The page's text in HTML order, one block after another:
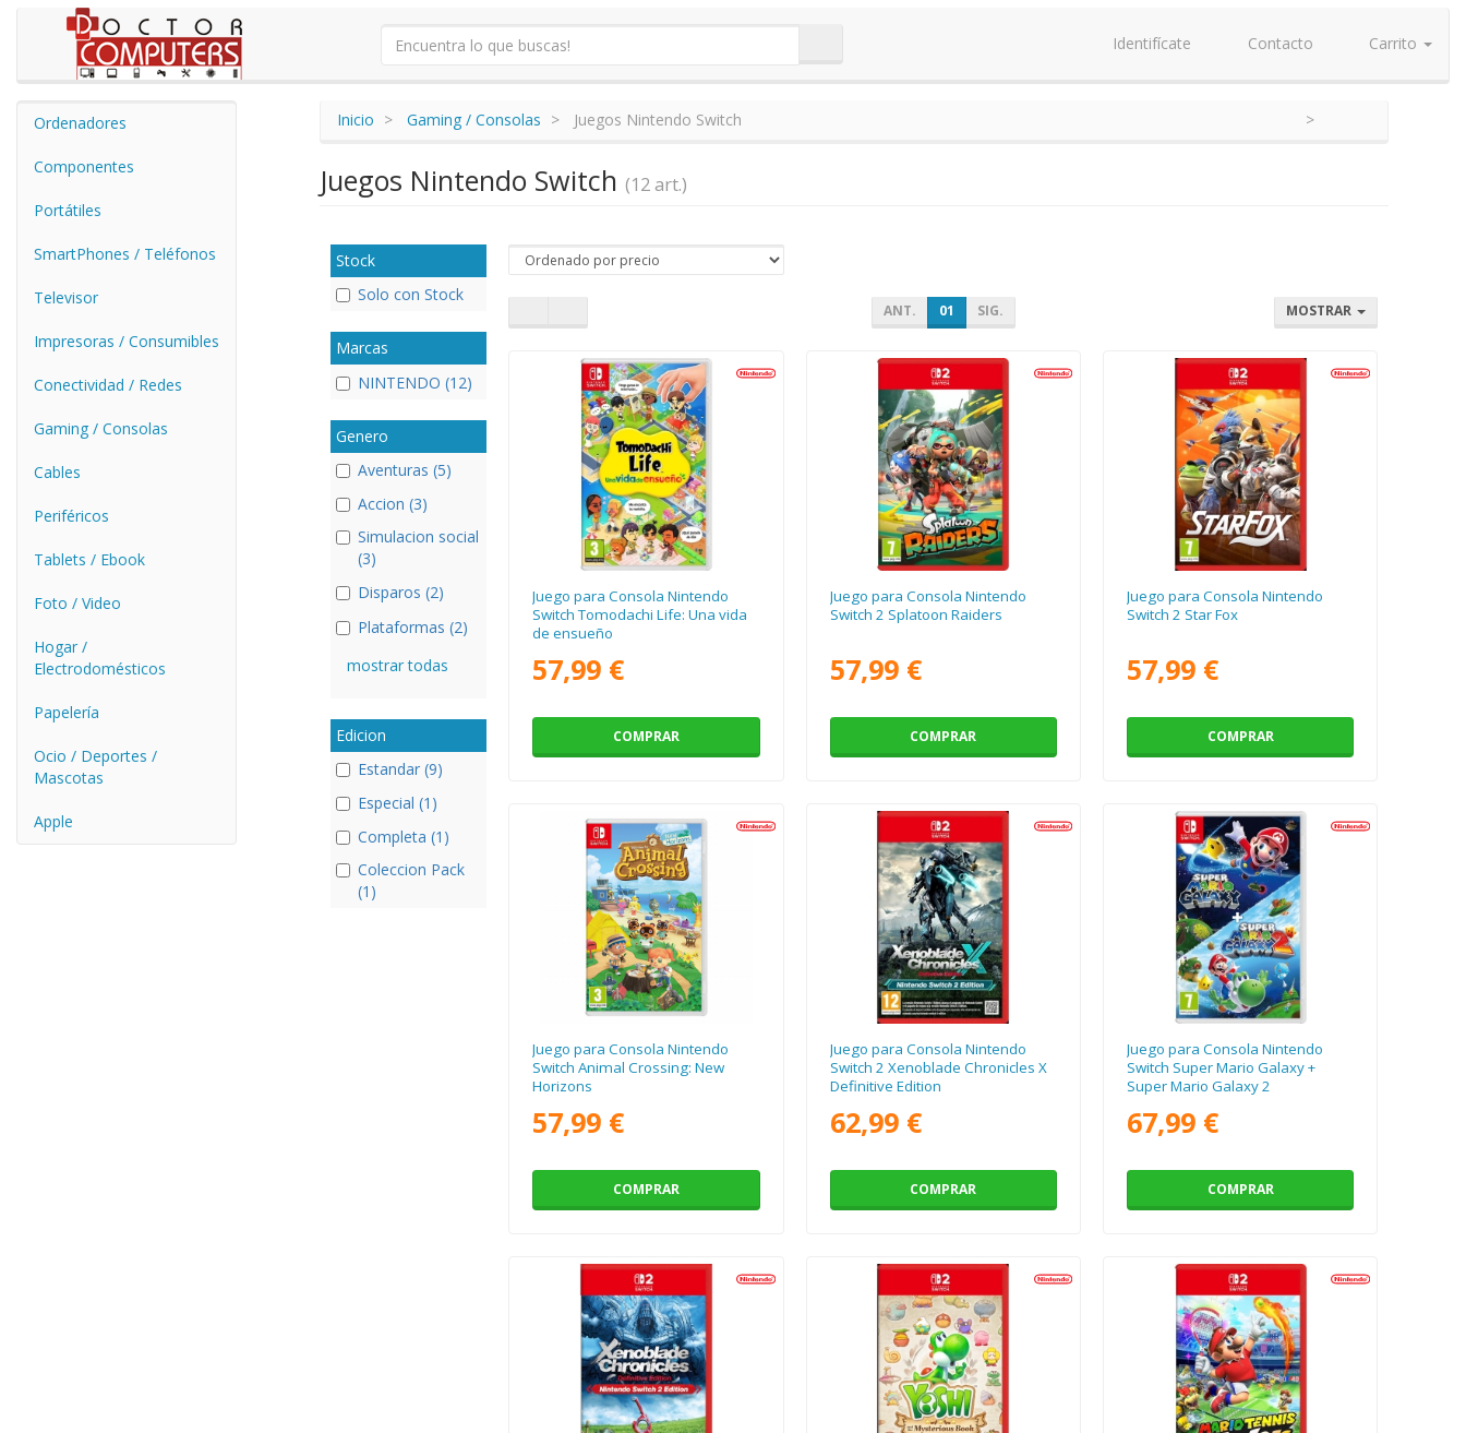
Identifícate Contacto Carrito
Ordenadores
Componentes
Portátiles
SmartPhones / Teléfonos
Televisor
Impresoras / Consumibles
Conectividad / Redes
Gaming / Consolas
Cables
Periféricos
Tablets / Ebook
Foto / Video
Hogar /
Electrodomésticos
Papelería
Ocio / Deportes /
Mascotas
Apple
Inicio Gaming / Consolas Juegos Nintendo Switch
Juegos Nintendo Switch (12 art.)
Stock
Solo con Stock
Marcas
NINTENDO (12)
Genero
Aventuras (5)
Accion (3)
Simulacion social
(3)
Disparos (2)
Plataformas (2)
mostrar todas
Edicion
Estandar (9)
Especial (1)
Completa (1)
Coleccion Pack
(1)
ANT. 01 SIG. MOSTRAR
Juego para Consola Nintendo
Switch Tomodachi Life: Una vida
de ensueño
57,99 €
COMPRAR
Juego para Consola Nintendo
Switch 2 Splatoon Raiders
57,99 €
COMPRAR
Juego para Consola Nintendo
Switch 2 Star Fox
57,99 €
COMPRAR
Juego para Consola Nintendo
Switch Animal Crossing: New
Horizons
57,99 €
COMPRAR
Juego para Consola Nintendo
Switch 2 Xenoblade Chronicles X
Definitive Edition
62,99 €
COMPRAR
Juego para Consola Nintendo
Switch Super Mario Galaxy +
Super Mario Galaxy 2
67,99 €
COMPRAR